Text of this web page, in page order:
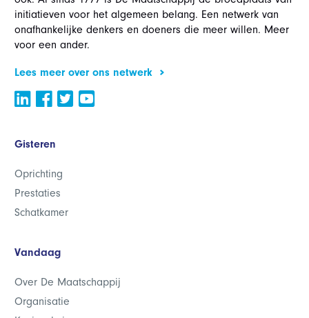
initiatieven voor het algemeen belang. Een netwerk van
onafhankelijke denkers en doeners die meer willen. Meer
voor een ander.
Lees meer over ons netwerk
Gisteren
Oprichting
Prestaties
Schatkamer
Vandaag
Over De Maatschappij
Organisatie